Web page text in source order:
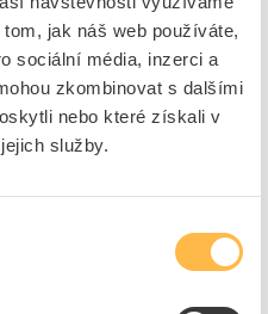
jak náš web používáte,
sociální média, inzerci a
zkombinovat s dalšími
nebo které získali v
služby.